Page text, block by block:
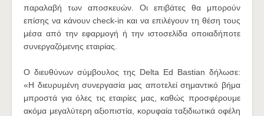
παραλαβή των αποσκευών. Οι επιβάτες θα μπορούν
επίσης να κάνουν check-in και να επιλέγουν τη θέση τους
μέσα από την εφαρμογή ή την ιστοσελίδα οποιαδήποτε
συνεργαζόμενης εταιρίας.
O διευθύνων σύμβουλος της Delta Ed Bastian δήλωσε:
«Η διευρυμένη συνεργασία μας αποτελεί σημαντικό βήμα
μπροστά για όλες τις εταιρίες μας, καθώς προσφέρουμε
ακόμα μεγαλύτερη αξιοπιστία, κορυφαία ταξιδιωτικά οφέλη